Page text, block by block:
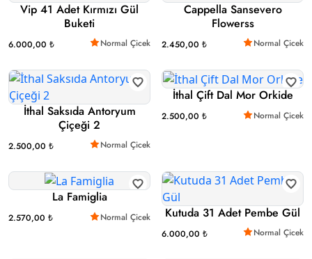
Vip 41 Adet Kırmızı Gül
Buketi
6.000,00 ₺ Normal Çicek
Cappella Sansevero
Flowerss
2.450,00 ₺ Normal Çicek
İthal Saksıda Antoryum
Çiçeği 2
2.500,00 ₺ Normal Çicek
İthal Çift Dal Mor Orkide
2.500,00 ₺ Normal Çicek
La Famiglia
2.570,00 ₺ Normal Çicek Kutuda 31 Adet Pembe Gül
6.000,00 ₺ Normal Çicek